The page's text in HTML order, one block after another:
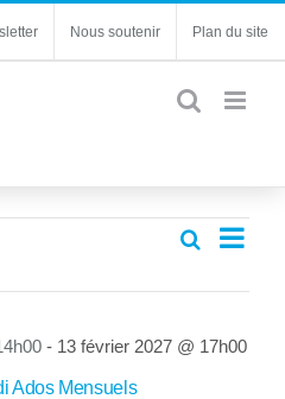
Nous soutenir Plan du site
de
Recherche
vues
Jour
Ados Mensuels
- 13 février 2027 @ 17h00